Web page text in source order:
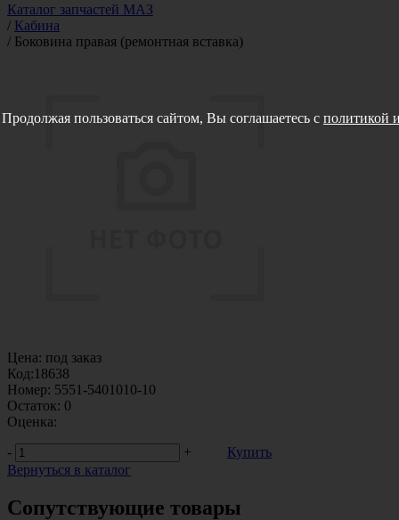
Каталог запчастей МАЗ
/ Кабина
/ Боковина правая (ремонтная вставка)
Цена: под заказ
Код:18638
Номер: 5551-5401010-10
Остаток: 0
Оценка:
-
+
Купить
Вернуться в каталог
Сопутствующие товары
Продолжая пользоваться сайтом, Вы соглашаетесь с политикой